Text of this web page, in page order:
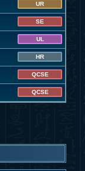
UR
SE
UL
HR
QCSE
QCSE